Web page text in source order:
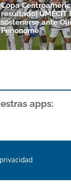
Copa
resultado| UMECIT
sostenerse ante
Penonomé
apps: